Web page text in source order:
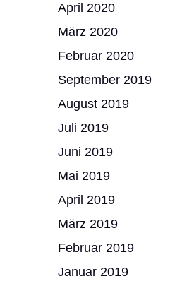
April 2020
März 2020
Februar 2020
September 2019
August 2019
Juli 2019
Juni 2019
Mai 2019
April 2019
März 2019
Februar 2019
Januar 2019